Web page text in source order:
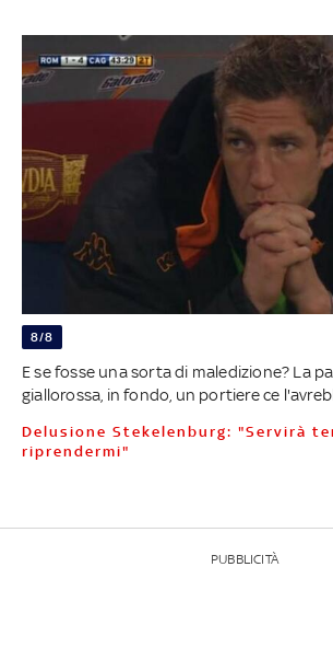
8/8
E se fosse una sorta di maledizione? La
giallorossa, in fondo, un portiere ce
Delusione Stekelenburg: "Servirà tempo per
riprendermi"
PUBBLICITÀ